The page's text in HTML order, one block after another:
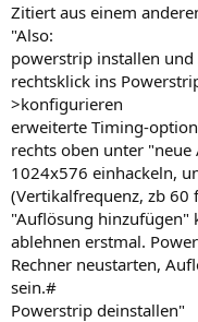
Zitiert aus einem
"Also:
powerstrip installen und
rechtsklick ins
>konfigurieren
erweiterte Timing-
rechts oben unter
1024x576 einhackeln,
(Vertikalfrequenz, zb 60
"Auflösung hinzufügen"
ablehnen erstmal.
Rechner neustarten,
sein.#
Powerstrip deinstallen"